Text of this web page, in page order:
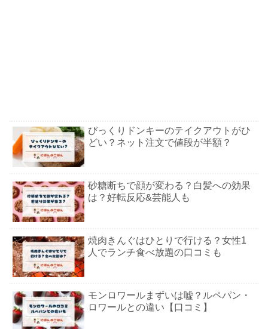
びっくりドンキーのテイクアウトがひ
どい？ネット注文で値段が半額？
砂糖断ちで顔が変わる？白髪への効果
は？好転反応&芸能人も
焼肉きんぐはひとりで行ける？女性1
人でランチ食べ放題の口コミも
モンロワールまずいは嘘？ルペパン・
ロワールとの違い【口コミ】